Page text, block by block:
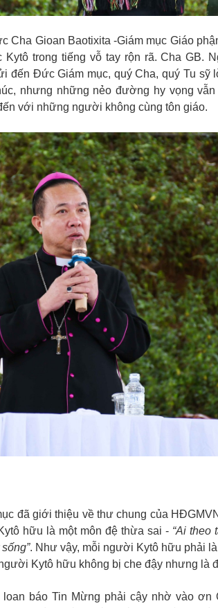
Cha Gioan Baotixita -Giám mục Giáo
trong tiếng vỗ tay rộn rã. Cha GB.
đến Đức Giám mục, quý Cha, quý Tu sỹ
nhưng những nẻo đường hy vọng
với những người không cùng tôn giáo.
đã giới thiệu về thư chung của
hữu là một môn đệ thừa sai - “Ai theo
. Như vậy, mỗi người Kytô hữu phải
Kytô hữu không bị che đậy nhưng là
báo Tin Mừng phải cậy nhờ vào ơn